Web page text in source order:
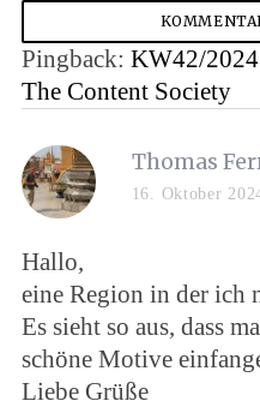
Pingback: KW42/
The Content Society
Thomas
16. Oktober
Hallo,
eine Region in der ich
Es sieht so aus, dass
schöne Motive
Liebe Grüße